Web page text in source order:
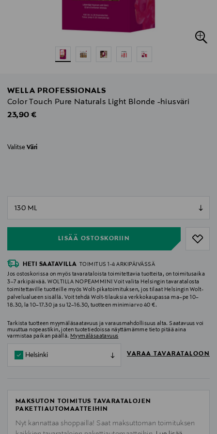
WELLA PROFESSIONALS
Color Touch Pure Naturals Light Blonde -hiusväri
Original Price
23,90 €
Valitse Väri
LISÄÄ OSTOSKORIIN
HETI SAATAVILLA
TOIMITUS 1-4 ARKIPÄIVÄSSÄ
Jos ostoskorissa on myös tavarataloista toimitettavia tuotteita, on toimitusaika
3–7 arkipäivää. WOLTILLA NOPEAMMIN! Voit valita Helsingin tavaratalosta
toimitettaville tuotteille myös Wolt-pikatoimituksen, jos tilaat Helsingin Wolt-
palvelualueen sisällä. Voit tehdä Wolt-tilauksia verkkokaupassa ma–pe 10–
18.30, la 10–17.30 ja su 12–16.30, tuotteen minimiarvo 40 €.
Tarkista tuotteen myymäläsaatavuus ja varausmahdollisuus alta. Saatavuus voi
muuttua nopeastikin, joten tuotetiedoissa näyttämämme tieto pitää aina
varmistaa paikan päällä. Myymäläsaatavuus
Helsinki VARAA TAVARATALOON
MAKSUTON TOIMITUS TAVARATALOJEN
PAKETTIAUTOMAATTEIHIN
Nyt kannattaa shoppailla! Saat maksuttoman toimituksen